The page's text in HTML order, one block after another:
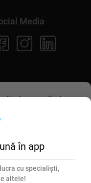
personalizat,
de acord să
uri.
în app
cu specialiști,
altele!
Media